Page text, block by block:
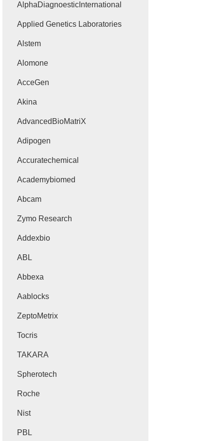
AlphaDiagnoesticInternational
Applied Genetics Laboratories
Alstem
Alomone
AcceGen
Akina
AdvancedBioMatriX
Adipogen
Accuratechemical
Academybiomed
Abcam
Zymo Research
Addexbio
ABL
Abbexa
Aablocks
ZeptoMetrix
Tocris
TAKARA
Spherotech
Roche
Nist
PBL